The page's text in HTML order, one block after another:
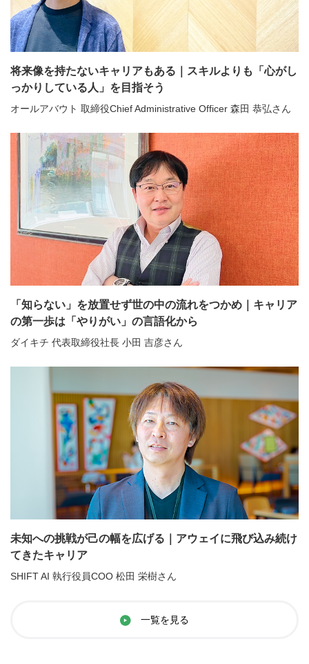
将来像を持たないキャリアもある｜スキルよりも「心がし
っかりしている人」を目指そう
オールアバウト 取締役Chief Administrative Officer 森田 恭弘さん
「知らない」を放置せず世の中の流れをつかめ｜キャリア
の第一歩は「やりがい」の言語化から
ダイキチ 代表取締役社長 小田 吉彦さん
未知への挑戦が己の幅を広げる｜アウェイに飛び込み続け
てきたキャリア
SHIFT AI 執行役員COO 松田 栄樹さん
一覧を見る